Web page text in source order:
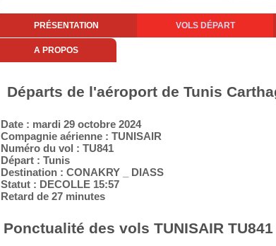
PRÉSENTATION VOLS DÉPART
A PROPOS
Départs de l'aéroport de Tunis
Date : mardi 29 octobre 2024
Compagnie aérienne : TUNISAIR
Numéro du vol : TU841
Départ : Tunis
Destination : CONAKRY _ DIASS
Statut : DECOLLE 15:57
Retard de 27 minutes
Ponctualité des vols TUNISAIR